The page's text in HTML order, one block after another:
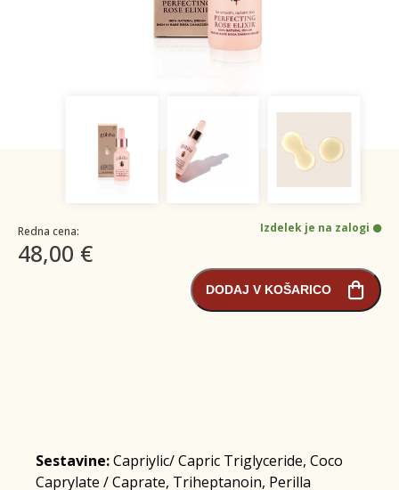
Redna cena:
48,00 €
Izdelek je na zalogi
DODAJ V KOŠARICO
Sestavine:Capriylic/ Capric Triglyceride, Coco
Caprylate / Caprate, Triheptanoin, Perilla